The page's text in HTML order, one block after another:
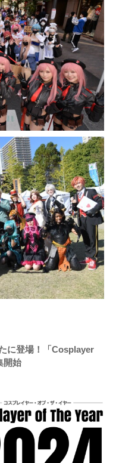
に登場！「Cosplayer
開始